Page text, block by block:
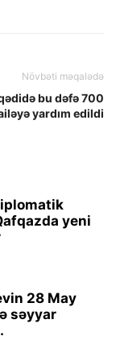
Növbəti məqalədə
bu dəfə 700
yardım edildi
yeni
28 May
səyyar